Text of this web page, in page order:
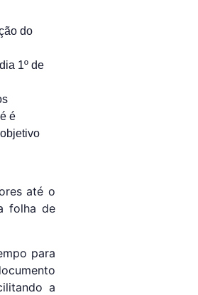
do
1º de
é
até o
folha de
para
a